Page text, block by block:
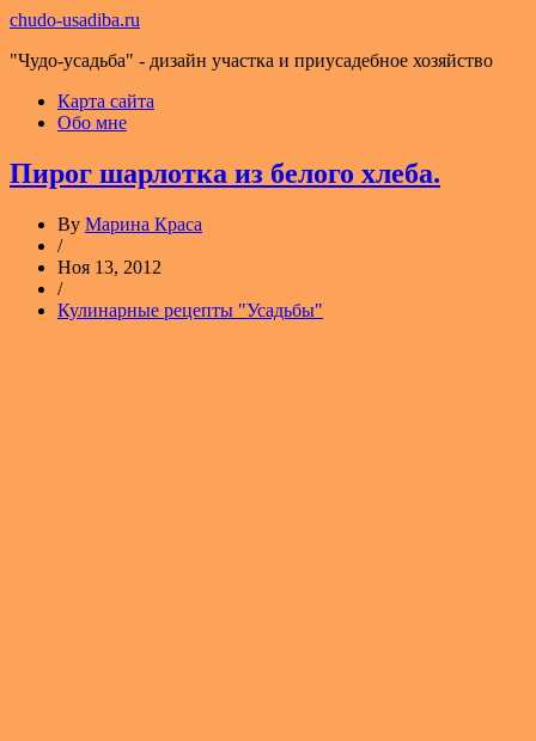
chudo-usadiba.ru
"Чудо-усадьба" - дизайн участка и приусадебное хозяйство
Карта сайта
Обо мне
Пирог шарлотка из белого хлеба.
By Марина Краса
/
Ноя 13, 2012
/
Кулинарные рецепты "Усадьбы"